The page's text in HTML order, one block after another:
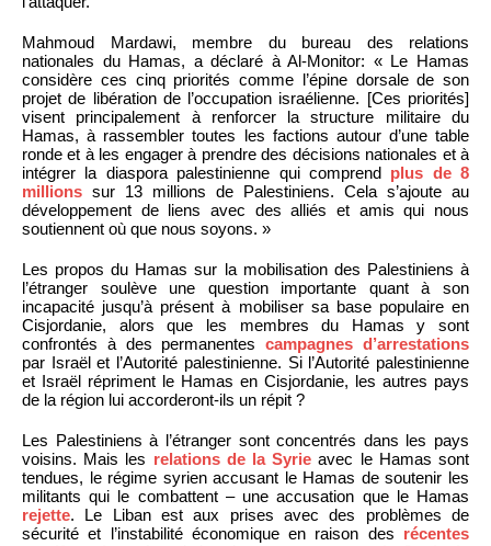
Mahmoud Mardawi, membre du bureau des relations
nationales du Hamas, a déclaré à Al-Monitor: « Le Hamas
considère ces cinq priorités comme l’épine dorsale de son
projet de libération de l’occupation israélienne. [Ces priorités]
visent principalement à renforcer la structure militaire du
Hamas, à rassembler toutes les factions autour d’une table
ronde et à les engager à prendre des décisions nationales et à
intégrer la diaspora palestinienne qui comprend plus de 8
millions sur 13 millions de Palestiniens. Cela s’ajoute au
développement de liens avec des alliés et amis qui nous
soutiennent où que nous soyons. »
Les propos du Hamas sur la mobilisation des Palestiniens à
l’étranger soulève une question importante quant à son
incapacité jusqu’à présent à mobiliser sa base populaire en
Cisjordanie, alors que les membres du Hamas y sont
confrontés à des permanentescampagnes d’arrestations
par Israël et l’Autorité palestinienne. Si l’Autorité palestinienne
et Israël répriment le Hamas en Cisjordanie, les autres pays
de la région lui accorderont-ils un répit ?
Les Palestiniens à l’étranger sont concentrés dans les pays
voisins. Mais les relations de la Syrie avec le Hamas sont
tendues, le régime syrien accusant le Hamas de soutenir les
militants qui le combattent – une accusation que le Hamas
rejette. Le Liban est aux prises avec des problèmes de
sécurité et l’instabilité économique en raison des récentes